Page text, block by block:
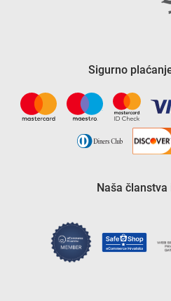
Sigurno
Naša